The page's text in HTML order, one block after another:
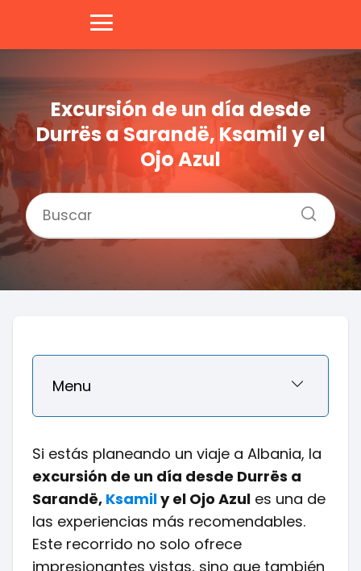
Excursión de un día desde
Durrës a Sarandë, Ksamil y el
Ojo Azul
Menu
Si estás planeando un viaje a Albania, la
excursión de un día desde Durrës a
Sarandë, Ksamily el Ojo Azul es una de
las experiencias más recomendables.
Este recorrido no solo ofrece
impresionantes vistas, sino que también